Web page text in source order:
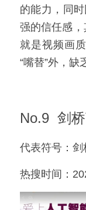
的能力，同
强的信任感
就是视频画
“嘴替”外，缺
No.9  剑
代表符号：剑
热搜时间：